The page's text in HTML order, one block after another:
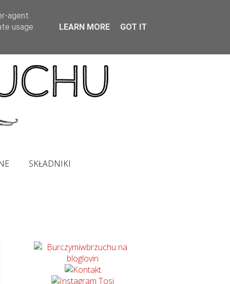
SKŁADNIKI
agent
usage
LEARN MORE GOT IT